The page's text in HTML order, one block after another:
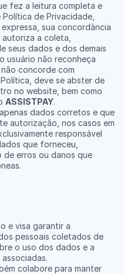
fez a leitura completa e
de Privacidade,
sua concordância
a coleta,
seus dados e dos demais
usuário não reconheça
concorde com
deve se abster de
no website, bem como
ASSISTPAY.
dados corretos e que
autorização, nos casos em
responsável
que forneceu,
de erros ou danos que
e visa garantir a
pessoais coletados de
o uso dos dados e a
colabore para manter